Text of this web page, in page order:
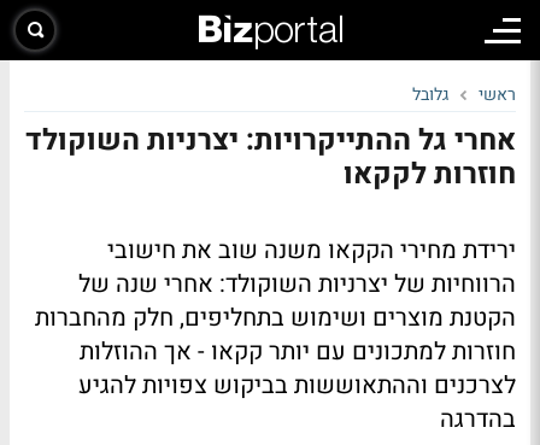
ראשי גלובל
אחרי גל ההתייקרויות: יצרניות השוקולד
חוזרות לקקאו
ירידת מחירי הקקאו משנה שוב את חישובי
הרווחיות של יצרניות השוקולד: אחרי שנה של
הקטנת מוצרים ושימוש בתחליפים, חלק מהחברות
חוזרות למתכונים עם יותר קקאו - אך ההוזלות
לצרכנים וההתאוששות בביקוש צפויות להגיע
בהדרגה